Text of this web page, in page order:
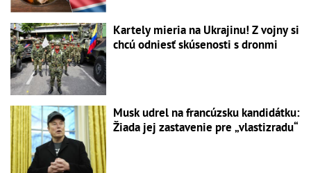
Kartely mieria na Ukrajinu! Z vojny si
chcú odniesť skúsenosti s dronmi
Musk udrel na francúzsku kandidátku:
Žiada jej zastavenie pre „vlastizradu“